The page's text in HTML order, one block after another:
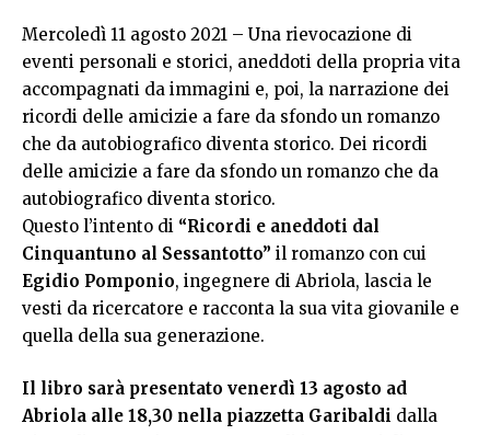
Mercoledì 11 agosto 2021 – Una rievocazione di
eventi personali e storici, aneddoti della propria vita
accompagnati da immagini e, poi, la narrazione dei
ricordi delle amicizie a fare da sfondo un romanzo
che da autobiografico diventa storico. Dei ricordi
delle amicizie a fare da sfondo un romanzo che da
autobiografico diventa storico.
Questo l’intento di “Ricordi e aneddoti dal
Cinquantuno al Sessantotto” il romanzo con cui
Egidio Pomponio, ingegnere di Abriola, lascia le
vesti da ricercatore e racconta la sua vita giovanile e
quella della sua generazione.
Il libro sarà presentato venerdì 13 agosto ad
Abriola alle 18,30 nella piazzetta Garibaldi dalla